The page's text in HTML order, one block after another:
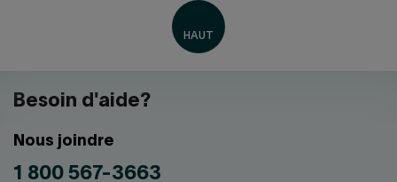
Besoin d'aide?
Nous joindre
1 800 567-3663